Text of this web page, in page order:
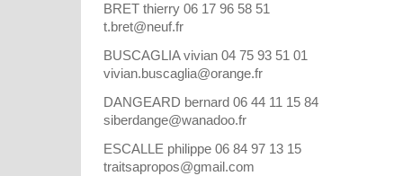
BRET thierry 06 17 96 58 51
t.bret@neuf.fr
BUSCAGLIA vivian 04 75 93 51 01
vivian.buscaglia@orange.fr
DANGEARD bernard 06 44 11 15 84
siberdange@wanadoo.fr
ESCALLE philippe 06 84 97 13 15
traitsapropos@gmail.com